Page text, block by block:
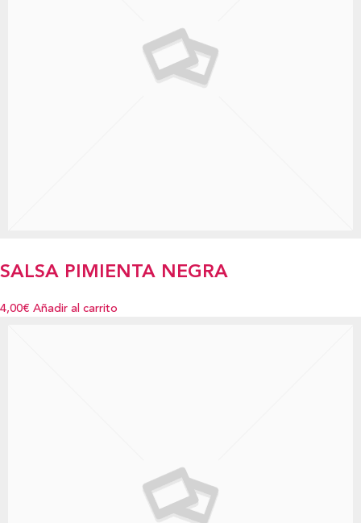
SALSA PIMIENTA NEGRA
4,00€ Añadir al carrito